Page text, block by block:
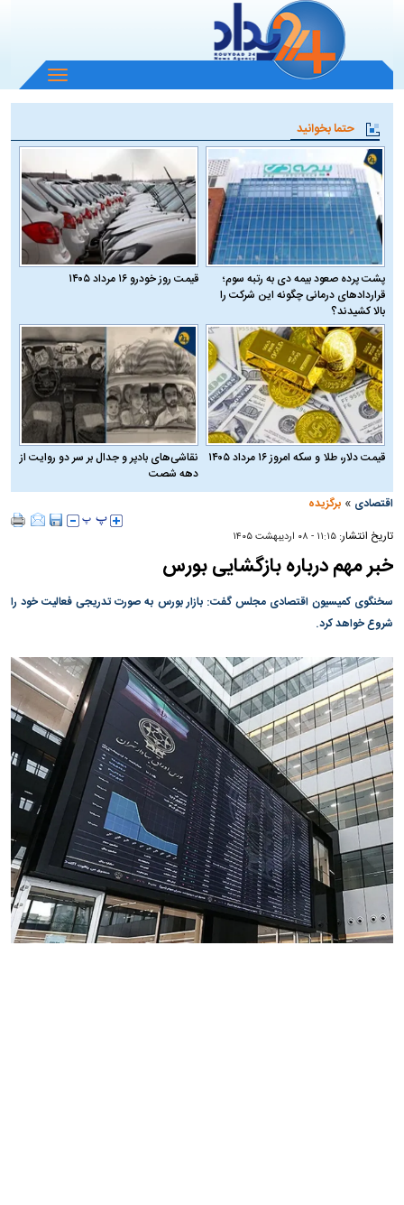
باز
و
منو
حتما بخوانید
پشت پرده صعود بیمه دی به رتبه سوم؛
قراردادهای درمانی چگونه این شرکت را
بالا کشیدند؟
قیمت روز خودرو ۱۶ مرداد ۱۴۰۵
قیمت دلار، طلا و سکه امروز ۱۶ مرداد ۱۴۰۵
نقاشی‌های بادپر و جدال بر سر دو روایت از
دهه شصت
اقتصادی »برگزیده
تاریخ انتشار:۱۱:۱۵ - ۰۸ ارديبهشت ۱۴۰۵
خبر مهم درباره بازگشایی بورس
سخنگوی کمیسیون اقتصادی مجلس گفت: بازار بورس به صورت تدریجی فعالیت خود را
شروع خواهد کرد.